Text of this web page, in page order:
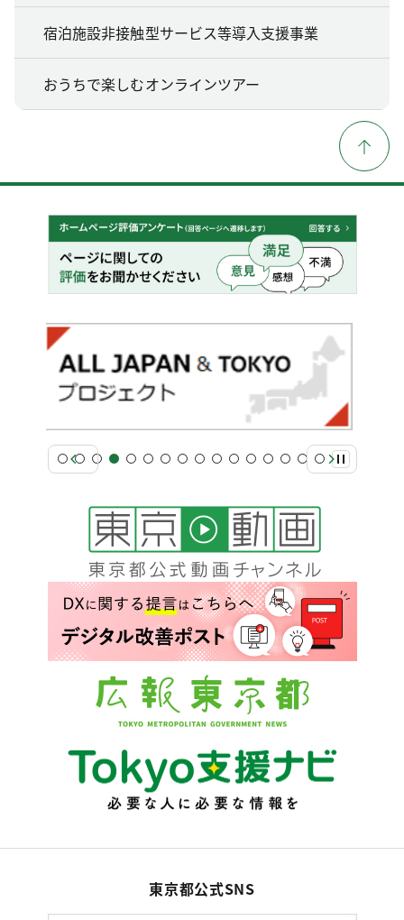
宿泊施設非接触型サービス等導入支援事業
おうちで楽しむオンラインツアー
東京都公式SNS